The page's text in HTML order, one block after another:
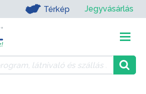
Térkép Jegyvásárlás